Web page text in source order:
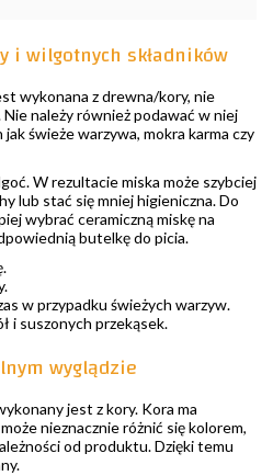
i wilgotnych składników
wykonana z drewna/kory, nie
Nie należy również podawać w niej
świeże warzywa, mokra karma czy
W rezultacie miska może szybciej
lub stać się mniej higieniczna. Do
wybrać ceramiczną miskę na
butelkę do picia.
w przypadku świeżych warzyw.
i suszonych przekąsek.
wyglądzie
jest z kory. Kora ma
nieznacznie różnić się kolorem,
od produktu. Dzięki temu